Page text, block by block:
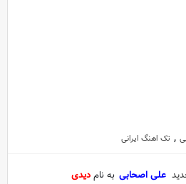
علی اصحابی
, تک اهنگ ایرانی
علی اصحابی به نام دیدی